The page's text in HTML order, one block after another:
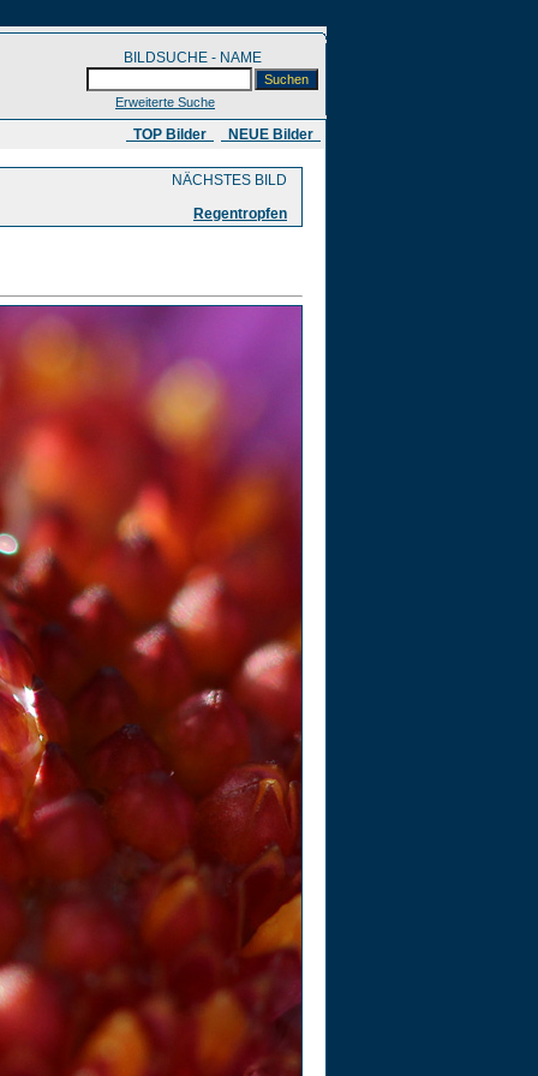
BILDSUCHE - NAME
Erweiterte Suche
​ TOP Bilder NEUE Bilder
NÄCHSTES BILD
Regentropfen